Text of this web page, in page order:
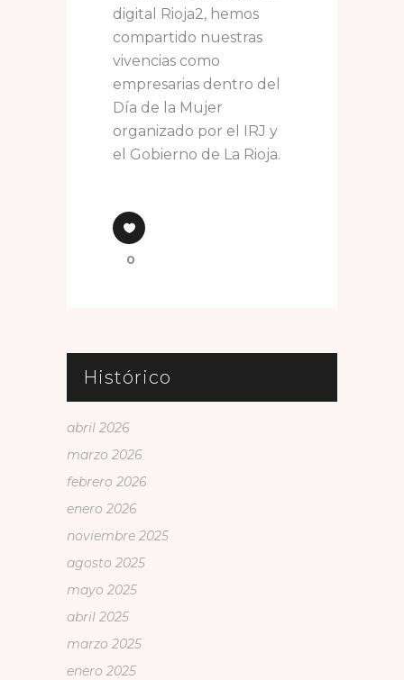
digital Rioja2, hemos
compartido nuestras
vivencias como
empresarias dentro del
Día de la Mujer
organizado por el IRJ y
el Gobierno de La Rioja.
0
Histórico
abril 2026
marzo 2026
febrero 2026
enero 2026
noviembre 2025
agosto 2025
mayo 2025
abril 2025
marzo 2025
enero 2025